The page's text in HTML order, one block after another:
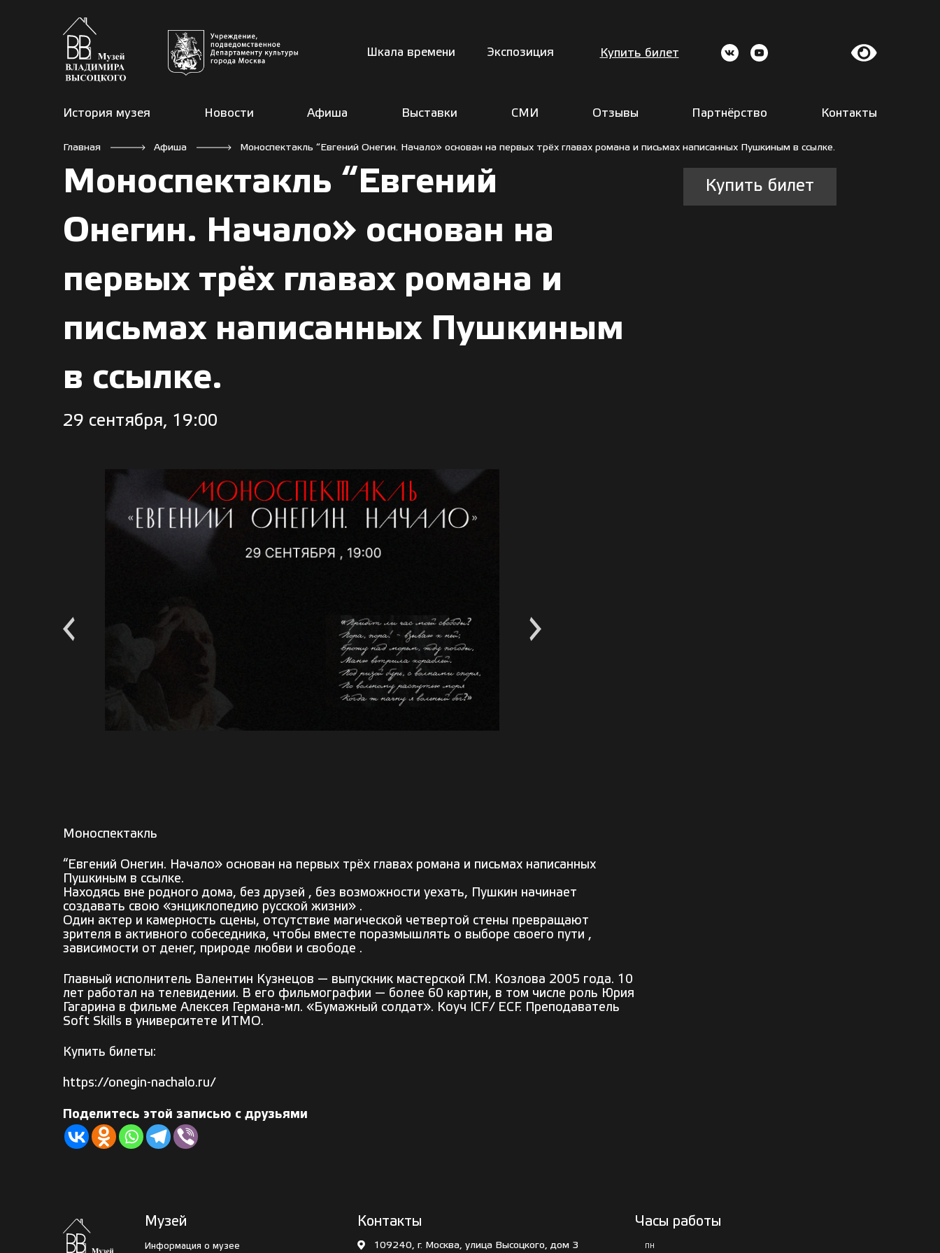
Шкала времени Экспозиция Купить билет
История музея Новости Афиша Выставки СМИ Отзывы Партнёрство Контакты
Главная Афиша Моноспектакль “Евгений Онегин. Начало» основан на первых трёх главах романа и письмах написанных Пушкиным в ссылке.
Моноспектакль “Евгений
Онегин. Начало» основан на
первых трёх главах романа и
письмах написанных Пушкиным
в ссылке.
29 сентября, 19:00
Моноспектакль
“Евгений Онегин. Начало» основан на первых трёх главах романа и письмах написанных
Пушкиным в ссылке.
Находясь вне родного дома, без друзей , без возможности уехать, Пушкин начинает
создавать свою «энциклопедию русской жизни» .
Один актер и камерность сцены, отсутствие магической четвертой стены превращают
зрителя в активного собеседника, чтобы вместе поразмышлять о выборе своего пути ,
зависимости от денег, природе любви и свободе .
Главный исполнитель Валентин Кузнецов — выпускник мастерской Г.М. Козлова 2005 года. 10
лет работал на телевидении. В его фильмографии — более 60 картин, в том числе роль Юрия
Гагарина в фильме Алексея Германа-мл. «Бумажный солдат». Коуч ICF/ ECF. Преподаватель
Soft Skills в университете ИТМО.
Купить билеты:
https://onegin-nachalo.ru/
Поделитесь этой записью с друзьями
Купить билет
Музей
Информация о музее
Контакты
109240, г. Москва, улица Высоцкого, дом 3
Часы работы
ПН